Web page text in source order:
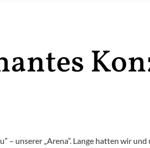
– unserer „Arena”. Lange hatten wir und